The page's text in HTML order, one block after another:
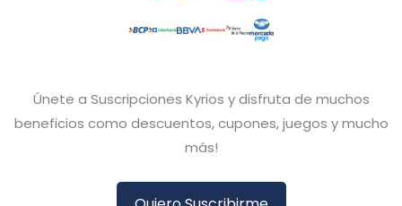
Únete a Suscripciones Kyrios y disfruta de muchos
beneficios como descuentos, cupones, juegos y mucho
más!